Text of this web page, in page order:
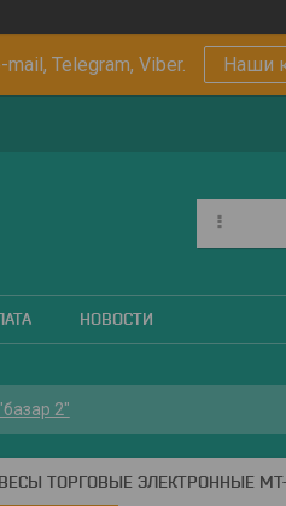
Telegram, Viber. Наши
НОВОСТИ
2"
ВЕСЫ ТОРГОВЫЕ ЭЛЕКТРОННЫЕ